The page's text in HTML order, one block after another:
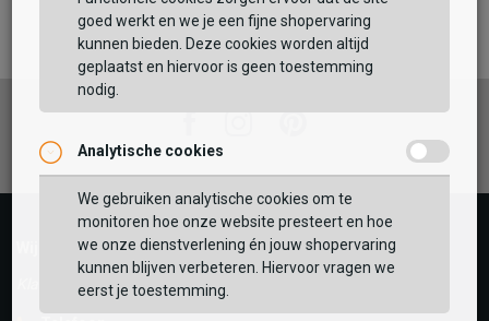
Maat:
TOEVOEGEN AAN WINKELTAS
GEBRUIK MIJN LOCATIE
Zoek op postcode of gebruik jouw locatie om de
voorraad in een van onze winkels te bekijken.
BEKIJK WINKELTAS
VERDER WINKELEN
Vaak samen gekocht met
Wij helpen je graag!
Klantenservice geopend tot 17:00
goed werkt en we je een fijne shopervaring
kunnen bieden. Deze cookies worden altijd
geplaatst en hiervoor is geen toestemming
nodig.
Analytische cookies
We gebruiken analytische cookies om te
monitoren hoe onze website presteert en hoe
we onze dienstverlening én jouw shopervaring
kunnen blijven verbeteren. Hiervoor vragen we
eerst je toestemming.